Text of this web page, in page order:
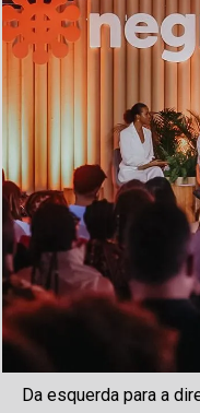
Da esquerda para a